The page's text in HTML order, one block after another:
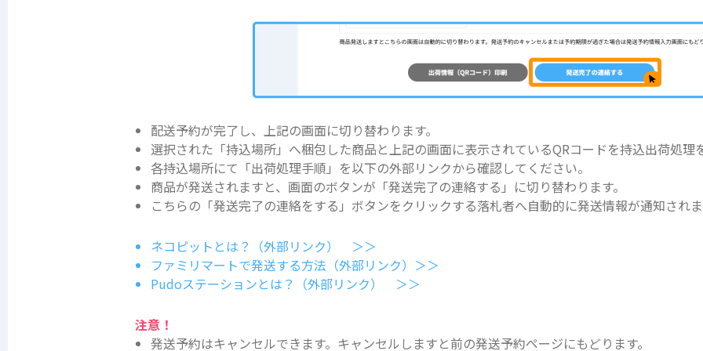
配送予約が完了し、上記の画面に切り替わります。
選択された「持込場所」へ梱包した商品と上記の画面に表示されているQRコードを持込出荷処理
各持込場所にて「出荷処理手順」を以下の外部リンクから確認してください。
商品が発送されますと、画面のボタンが「発送完了の連絡する」に切り替わります。
こちらの「発送完了の連絡をする」ボタンをクリックする落札者へ自動的に発送情報が通知されま
ネコピットとは？（外部リンク） ＞＞
ファミリマートで発送する方法（外部リンク）＞＞
Pudoステーションとは？（外部リンク） ＞＞
注意！
発送予約はキャンセルできます。キャンセルしますと前の発送予約ページにもどります。